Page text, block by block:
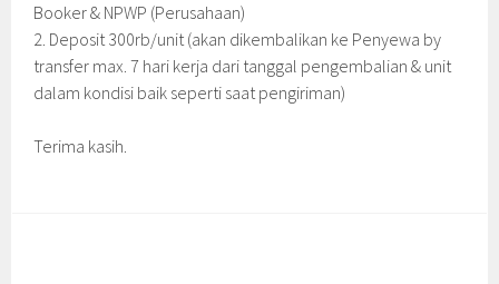
Booker & NPWP (Perusahaan)
2. Deposit 300rb/unit (akan dikembalikan ke Penyewa by
transfer max. 7 hari kerja dari tanggal pengembalian & unit
dalam kondisi baik seperti saat pengiriman)
Terima kasih.